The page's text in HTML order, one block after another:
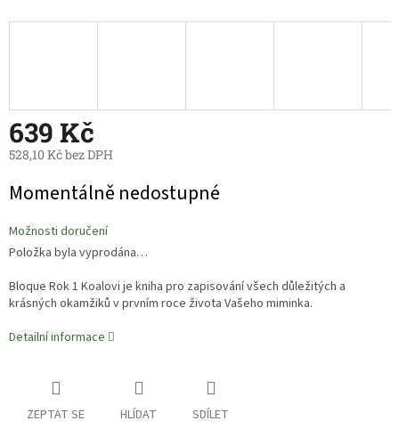
639 Kč
528,10 Kč bez DPH
cena:
Momentálně nedostupné
Možnosti doručení
Položka byla vyprodána…
Bloque Rok 1 Koalovi je kniha pro zapisování všech důležitých a
krásných okamžiků v prvním roce života Vašeho miminka.
Detailní informace
ZEPTAT SE HLÍDAT SDÍLET